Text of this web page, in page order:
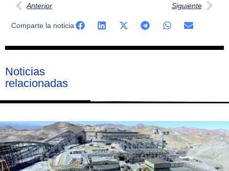
Anterior Siguiente
Comparte la noticia
Noticias
relacionadas
Página
Página
Página
Página
Página